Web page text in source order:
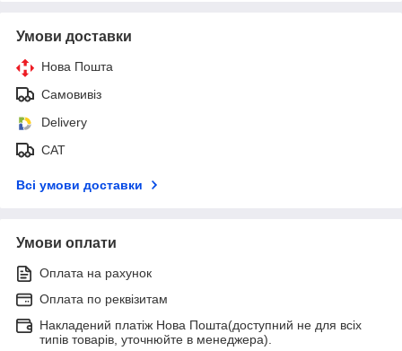
Умови доставки
Нова Пошта
Самовивіз
Delivery
САТ
Всі умови доставки
Умови оплати
Оплата на рахунок
Оплата по реквізитам
Накладений платіж Нова Пошта(доступний не для всіх
типів товарів, уточнюйте в менеджера).